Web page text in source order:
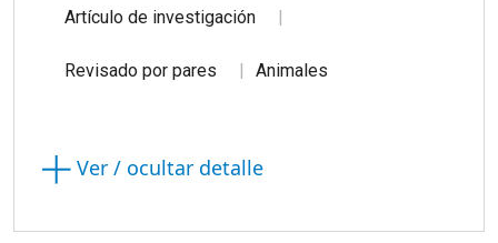
Artículo de investigación
Revisado por pares Animales
Ver / ocultar detalle